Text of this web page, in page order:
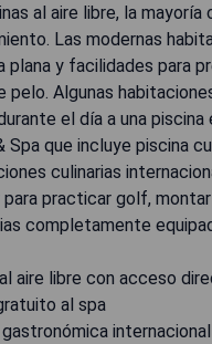
al aire libre, la
Las modernas
plana y facilidades para
pelo. Algunas
el día a una
Spa que incluye piscina
culinarias
practicar golf,
completamente
aire libre con acceso
al spa
internacional